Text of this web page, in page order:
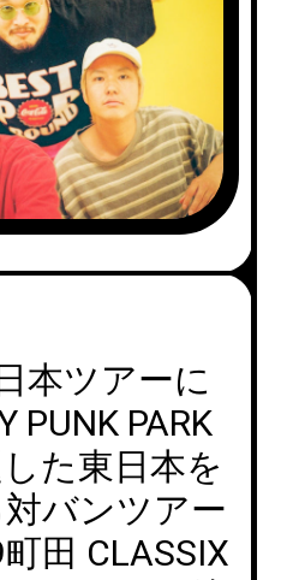
本ツアーに
PUNK PARK
た東日本を
バンツアー
田 CLASSIX